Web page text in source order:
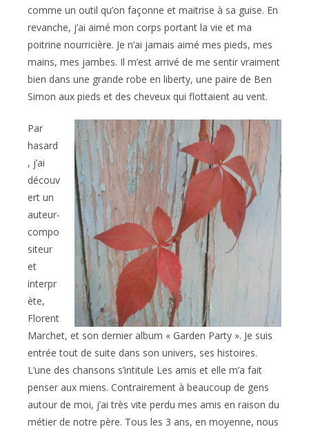
comme un outil qu’on façonne et maitrise à sa guise. En
revanche, j’ai aimé mon corps portant la vie et ma
poitrine nourricière. Je n’ai jamais aimé mes pieds, mes
mains, mes jambes. Il m’est arrivé de me sentir vraiment
bien dans une grande robe en liberty, une paire de Ben
Simon aux pieds et des cheveux qui flottaient au vent.
Par
hasard
, j’ai
découv
ert un
auteur-
compo
siteur
et
interpr
ète,
Florent
Marchet, et son dernier album « Garden Party ». Je suis
entrée tout de suite dans son univers, ses histoires.
L’une des chansons s’intitule Les amis et elle m’a fait
penser aux miens. Contrairement à beaucoup de gens
autour de moi, j’ai très vite perdu mes amis en raison du
métier de notre père. Tous les 3 ans, en moyenne, nous